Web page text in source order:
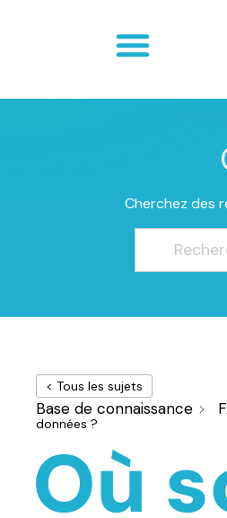
Cherchez des
< Tous les sujets
Base de connaissance
données ?
Où